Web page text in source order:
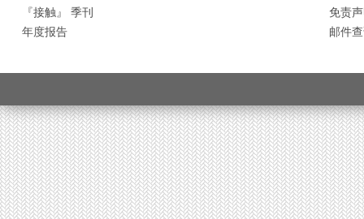
『接触』 季刊
年度报告
免责
邮件